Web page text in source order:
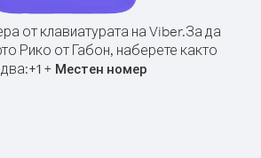
от клавиатурата на Viber.За да
Рико от Габон, наберете както
+1+ Местен номер